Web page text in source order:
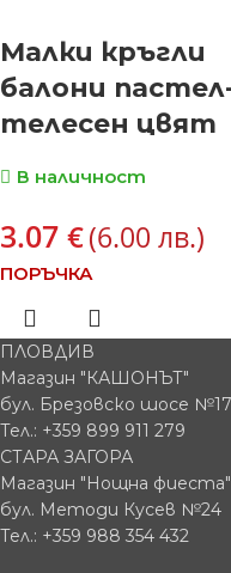
Малки кръгли
балони
телесен цвят
В наличност
3.07 €(6.00 лв.)
ПОРЪЧКА
ПЛОВДИВ
Магазин "КАШОНЪТ"
бул. Брезовско шосе
Тел.: +359 899 911 279
СТАРА ЗАГОРА
Магазин "Нощна фиеста"
бул. Методи Кусев №24
Тел.: +359 988 354 432